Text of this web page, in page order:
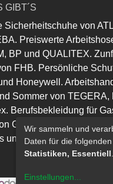
GIBT´S
Sicherheitschuhe von
Preiswerte
BP und QUALITEX.
FHB. Persönliche
Honeywell.
Sommer von TEGERA,
Berufsbekleidung für
Greiff und Leiber.
und noch viel mehr......
Wir sammeln und
Daten für die
Statistiken, Essentiell
Einstellungen...